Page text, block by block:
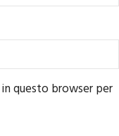
questo browser per